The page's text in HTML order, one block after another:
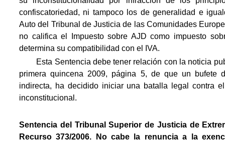
confiscatoriedad, ni tampoco los de generalidad e
Auto del Tribunal de Justicia de las Comunidades
no califica el Impuesto sobre AJD como impuesto
determina su compatibilidad con el IVA.
Esta Sentencia debe tener relación con la noticia
primera quincena 2009, página 5, de que un bufete
indirecta, ha decidido iniciar una batalla legal contra
inconstitucional.
Sentencia del Tribunal Superior de Justicia de
Recurso 373/2006. No cabe la renuncia a la